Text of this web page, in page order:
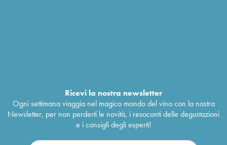
Ricevi la nostra newsletter
Ogni settimana viaggia nel magico mondo del vino con la nostra
Newsletter, per non perderti le novità, i resoconti delle degustazioni
e i consigli degli esperti!